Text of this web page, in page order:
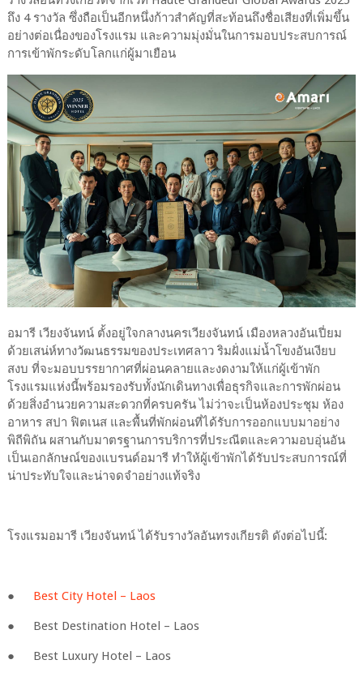
ถึง 4 รางวัล ซึ่งถือเป็นอีกหนึ่งก้าวสำคัญที่สะท้อนถึงชื่อเสียงที่เพิ่มขึ้น
อย่างต่อเนื่องของโรงแรม และความมุ่งมั่นในการมอบประสบการณ์
การเข้าพักระดับโลกแก่ผู้มาเยือน
อมารี เวียงจันทน์ ตั้งอยู่ใจกลางนครเวียงจันทน์ เมืองหลวงอันเปี่ยม
ด้วยเสน่ห์ทางวัฒนธรรมของประเทศลาว ริมฝั่งแม่น้ำโขงอันเงียบ
สงบ ที่จะมอบบรรยากาศที่ผ่อนคลายและงดงามให้แก่ผู้เข้าพัก
โรงแรมแห่งนี้พร้อมรองรับทั้งนักเดินทางเพื่อธุรกิจและการพักผ่อน
ด้วยสิ่งอำนวยความสะดวกที่ครบครัน ไม่ว่าจะเป็นห้องประชุม ห้อง
อาหาร สปา ฟิตเนส และพื้นที่พักผ่อนที่ได้รับการออกแบบมาอย่าง
พิถีพิถัน ผสานกับมาตรฐานการบริการที่ประณีตและความอบอุ่นอัน
เป็นเอกลักษณ์ของแบรนด์อมารี ทำให้ผู้เข้าพักได้รับประสบการณ์ที่
น่าประทับใจและน่าจดจำอย่างแท้จริง
โรงแรมอมารี เวียงจันทน์ ได้รับรางวัลอันทรงเกียรติ ดังต่อไปนี้:
● Best City Hotel – Laos
● Best Destination Hotel – Laos
● Best Luxury Hotel – Laos